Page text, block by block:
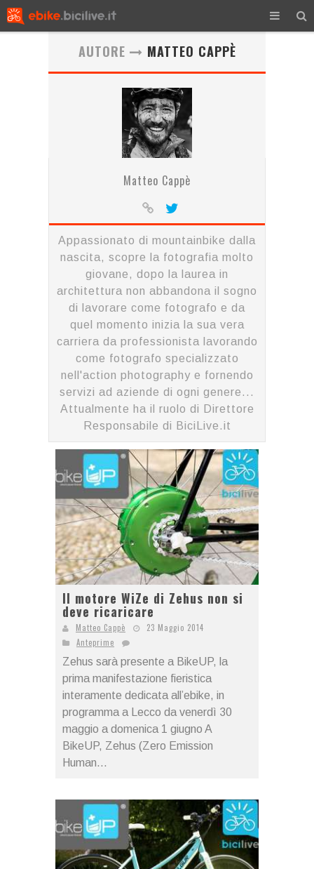
AUTORE MATTEO CAPPÈ
Matteo Cappè
Appassionato di mountainbike dalla
nascita, scopre la fotografia molto
giovane, dopo la laurea in
architettura non abbandona il sogno
di lavorare come fotografo e da
quel momento inizia la sua vera
carriera da professionista lavorando
come fotografo specializzato
nell'action photography e fornendo
servizi ad aziende di ogni genere...
Attualmente ha il ruolo di Direttore
Responsabile di BiciLive.it
Il motore WiZe di Zehus non si
deve ricaricare
Matteo Cappè
23 Maggio 2014
Anteprime
Zehus sarà presente a BikeUP, la
prima manifestazione fieristica
interamente dedicata all’ebike, in
programma a Lecco da venerdì 30
maggio a domenica 1 giugno A
BikeUP, Zehus (Zero Emission
Human...